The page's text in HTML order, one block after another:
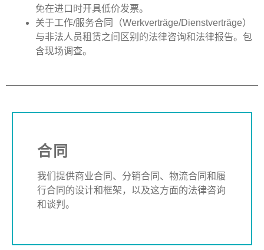
免在进口时开具低价发票。
关于工作/服务合同（Werkverträge/Dienstverträge）
与非法人员租赁之间区别的法律咨询和法律报告。包
含现场调查。
合同
我们提供商业合同、分销合同、物流合同和履
行合同的设计和框架，以及这方面的法律咨询
和谈判。